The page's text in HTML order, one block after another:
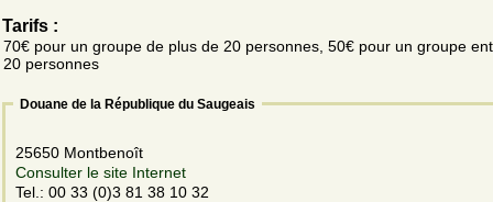
Tarifs :
70€ pour un groupe de plus de 20 personnes, 50€ pour un groupe
20 personnes
Douane de la République du Saugeais
25650 Montbenoît
Consulter le site Internet
Tel.: 00 33 (0)3 81 38 10 32